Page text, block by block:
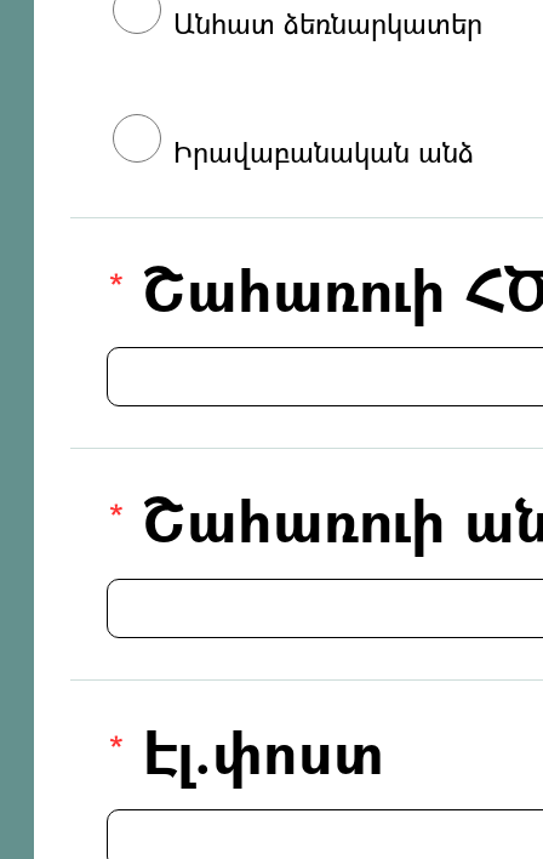
Անհատ ձեռնարկատեր
Իրավաբանական անձ
Շահառուի
Շահառուի
Էլ.փոստ